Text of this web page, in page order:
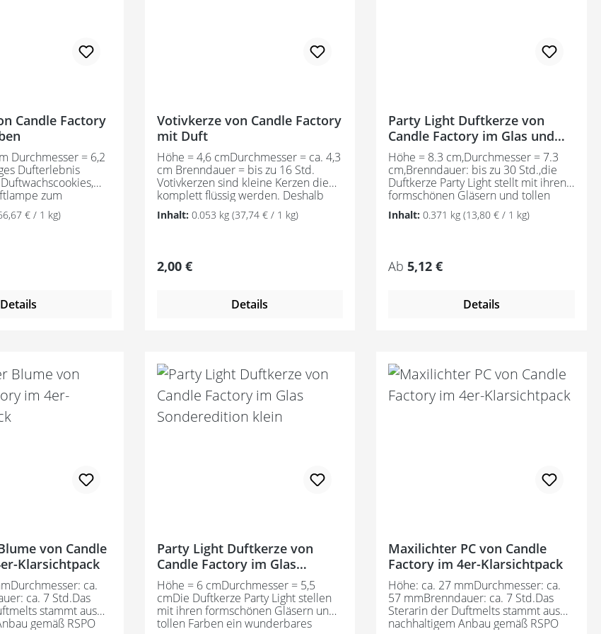
Candle Factory
Durchmesser = 6,2
Dufterlebnis
zum
werden. Das
stammt aus
und
verwendet.
die sich positiv
auswirken. Bitte
sind
Made in
€ / 1 kg)
Details
Votivkerze von Candle Factory
mit Duft
Höhe = 4,6 cmDurchmesser = ca. 4,3
cm Brenndauer = bis zu 16 Std.
Votivkerzen sind kleine Kerzen die
komplett flüssig werden. Deshalb
müssen sie in einem Votivglas
abgebrannt werden. Die passende
stammt aus nachhaltigem Anbau
gemäß RSPO Mass Balance und
Flamme sauber ab.Es werden
ausschließlich natürliche und
auf die Atmosphäre auswirken.Made
in Germany
Inhalt: 0.053 kg (37,74 € / 1 kg)
Regulärer Preis:
2,00 €
Details
Party Light Duftkerze von
Candle Factory im Glas und
tollen Farben und Düften
Höhe = 8.3 cm,Durchmesser = 7.3
cm,Brenndauer: bis zu 30 Std.,die
Duftkerze Party Light stellt mit ihren
formschönen Gläsern und tollen
Farben ein wunderbares
Designelement dar. Gleichzeitig
gleichmäßig brennt und ihren
herrlichen Duft ungstört verbeiten
aus nachhaltigem Anbau gemäß
RSPO Mass Balance und verbrennt
Duftöle verwendet. Dadurch
entstehen unaufdringliche,
angenehme Düfte, die sich positiv
auf die Atmosphäre auswirken.Made
Inhalt:0.371 kg(13,80 € / 1 kg)
Regulärer Preis:
Ab5,12 €
Details
von Candle
Klarsichtpack
ca.
ca. 7 Std.Das
stammt aus
gemäß RSPO
Party Light Duftkerze von
Candle Factory im Glas
Sonderedition klein
Höhe = 6 cmDurchmesser = 5,5
cmDie Duftkerze Party Light stellen
mit ihren formschönen Gläsern und
tollen Farben ein wunderbares
Maxilichter PC von Candle
Factory im 4er-Klarsichtpack
Höhe: ca. 27 mmDurchmesser: ca.
57 mmBrenndauer: ca. 7 Std.Das
Sterarin der Duftmelts stammt aus
nachhaltigem Anbau gemäß RSPO